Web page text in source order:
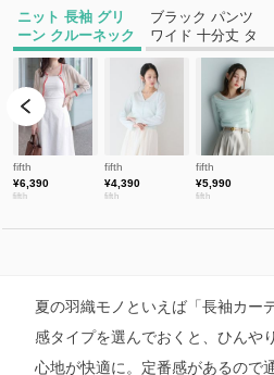
夏の羽織モノといえば「長袖カー
感タイプを選んでおくと、ひんや
心地が快適に。定番感があるので